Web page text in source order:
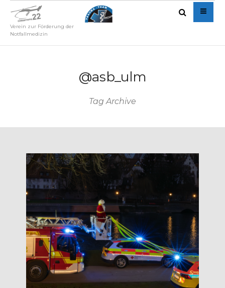
Verein zur Förderung der
Notfallmedizin
@asb_ulm
Tag Archive